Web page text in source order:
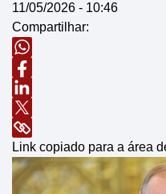
11/05/2026 - 10:46
Compartilhar:
Link copiado para a área